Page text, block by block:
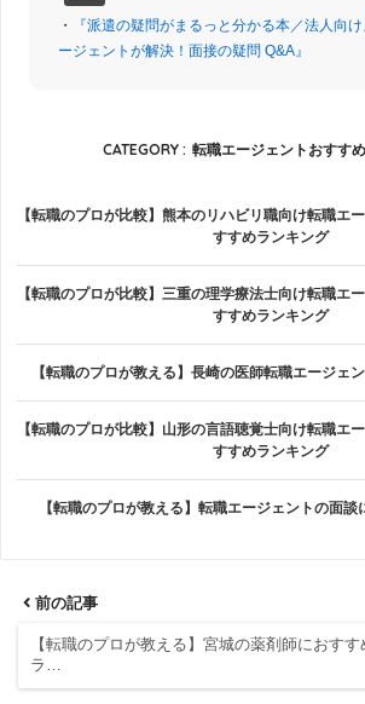
・ 『派遣の疑問がまるっと分かる本／法人向け
ージェントが解決！面接の疑問 Q&A』
CATEGORY : 転職エージェントおすす
【転職のプロが比較】熊本のリハビリ職向け転職エ
すすめランキング
【転職のプロが比較】三重の理学療法士向け転職エ
すすめランキング
【転職のプロが教える】長崎の医師転職エージェ
【転職のプロが比較】山形の言語聴覚士向け転職エ
すすめランキング
【転職のプロが教える】転職エージェントの面談
前の記事
【転職のプロが教える】宮城の薬剤師におす
ラ…